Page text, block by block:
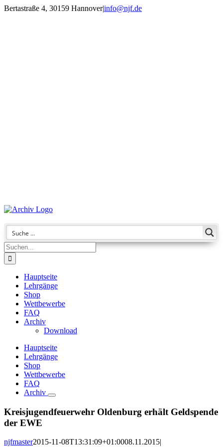
Zum
Bertastraße 4, 30159 Hannover|info@njf.de
Suche
nach:
Hauptseite
Lehrgänge
Shop
Wettbewerbe
FAQ
Archiv
Download
Hauptseite
Lehrgänge
Shop
Wettbewerbe
FAQ
Archiv
Kreisjugendfeuerwehr Oldenburg erhält Geldspende
der EWE
njfmaster2015-11-08T13:31:09+01:0008.11.2015|